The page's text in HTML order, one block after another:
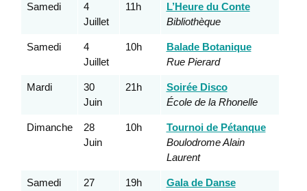
Samedi
4
Juillet
11h
L’Heure du Conte
Bibliothèque
Samedi
4
Juillet
10h
Balade Botanique
Rue Pierard
Mardi
30
Juin
21h
Soirée Disco
École de la Rhonelle
Dimanche
28
Juin
10h
Tournoi de Pétanque
Boulodrome Alain
Laurent
Samedi
27
19h
Gala de Danse